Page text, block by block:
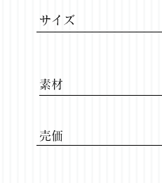
サイズ
​素材
​売価